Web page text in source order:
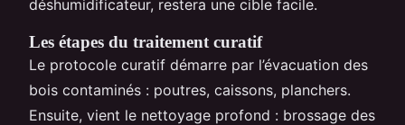
déshumidificateur, restera une cible facile.
Les étapes du traitement curatif
Le protocole curatif démarre par l’évacuation des
bois contaminés : poutres, caissons, planchers.
Ensuite, vient le nettoyage profond : brossage des